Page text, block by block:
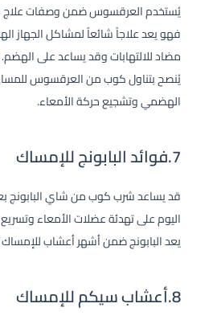
يُستخدم العرقسوس ضمن وصفات علاج
فهو يعد علاجاً شائعاً لمشاكل الجهاز
مضاد للالتهابات وقد يساعد على
يُنصح بتناول كوب من العرقسوس
الهضمي وتشجيع حركة الأمعاء.
7.فوائد البابونج للإمساك
قد يساعد شرب كوب من شاي البابونج
اليوم على تهدئة عضلات الأمعاء
يعد البابونج ضمن أشهر أعشاب للإمساك
8.أعشاب سيكم للإمساك